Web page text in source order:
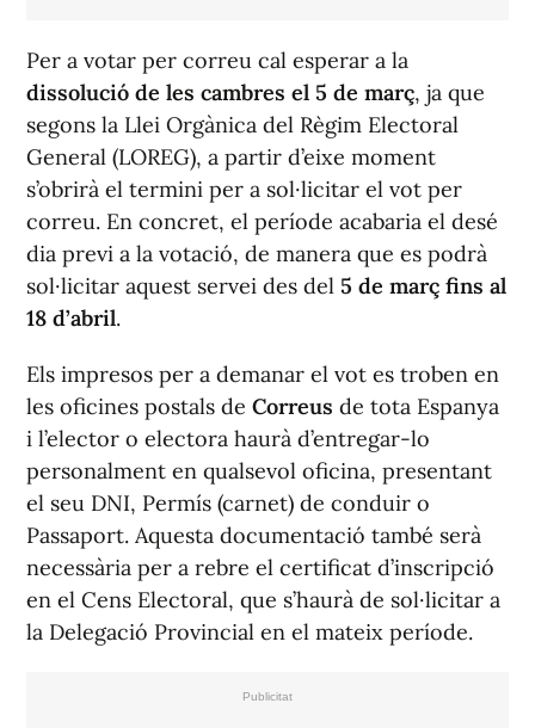
Per a votar per correu cal esperar a la
dissolució de les cambres el 5 de març, ja que
segons la Llei Orgànica del Règim Electoral
General (LOREG), a partir d’eixe moment
s’obrirà el termini per a sol·licitar el vot per
correu. En concret, el període acabaria el desé
dia previ a la votació, de manera que es podrà
sol·licitar aquest servei des del 5 de març fins al
18 d’abril.
Els impresos per a demanar el vot es troben en
les oficines postals de Correus de tota Espanya
i l’elector o electora haurà d’entregar-lo
personalment en qualsevol oficina, presentant
el seu DNI, Permís (carnet) de conduir o
Passaport. Aquesta documentació també serà
necessària per a rebre el certificat d’inscripció
en el Cens Electoral, que s’haurà de sol·licitar a
la Delegació Provincial en el mateix període.